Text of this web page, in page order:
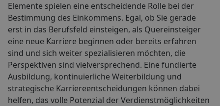
Elemente spielen eine entscheidende Rolle bei der
Bestimmung des Einkommens. Egal, ob Sie gerade
erst in das Berufsfeld einsteigen, als Quereinsteiger
eine neue Karriere beginnen oder bereits erfahren
sind und sich weiter spezialisieren möchten, die
Perspektiven sind vielversprechend. Eine fundierte
Ausbildung, kontinuierliche Weiterbildung und
strategische Karriereentscheidungen können dabei
helfen, das volle Potenzial der Verdienstmöglichkeiten